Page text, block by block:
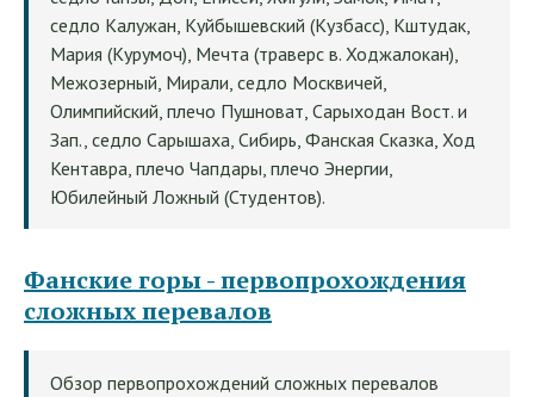
седло Калужан, Куйбышевский (Кузбасс), Кштудак,
Мария (Курумоч), Мечта (траверс в. Ходжалокан),
Межозерный, Мирали, седло Москвичей,
Олимпийский, плечо Пушноват, Сарыходан Вост. и
Зап., седло Сарышаха, Сибирь, Фанская Сказка, Ход
Кентавра, плечо Чапдары, плечо Энергии,
Юбилейный Ложный (Студентов).
Фанские горы - первопрохождения
сложных перевалов
Обзор первопрохождений сложных перевалов